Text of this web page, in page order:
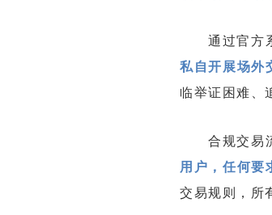
通过官方
私自开展场外
临举证困难、
合规交易
用户，任何要
交易规则，所